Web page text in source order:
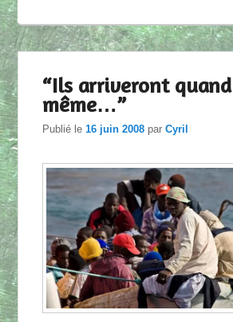
“Ils arriveront quand
même…”
Publié le16 juin 2008 parCyril